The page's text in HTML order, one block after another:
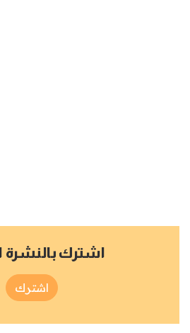
اشترك بالنشرة
اشترك